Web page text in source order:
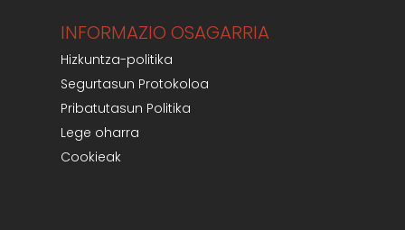
INFORMAZIO OSAGARRIA
Hizkuntza-politika
Segurtasun Protokoloa
Pribatutasun Politika
Lege oharra
Cookieak